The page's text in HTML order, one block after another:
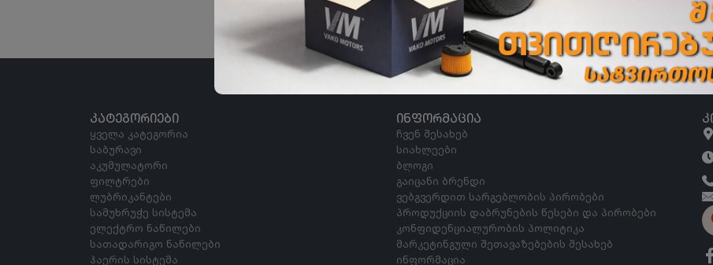
ᲙᲐᲢᲔᲒᲝᲠᲘᲔᲑᲘ
ყველა კატეგორია
საბურავი
აკუმულატორი
ფილტრები
ლუბრიკანტები
სამუხრუჭე სისტემა
ელექტრო ნაწილები
სათადარიგო ნაწილები
ჰაერის სისტემა
ᲘᲜᲤᲝᲠᲛᲐᲪᲘᲐ
ჩვენ შესახებ
სიახლეები
ბლოგი
გაიცანი ბრენდი
ვებგვერდით სარგებლობის პირობები
პროდუქციის დაბრუნების წესები და პირობები
კონფიდენციალურობის პოლიტიკა
მარკეტინგული შეთავაზებების შესახებ
ინფორმაცია